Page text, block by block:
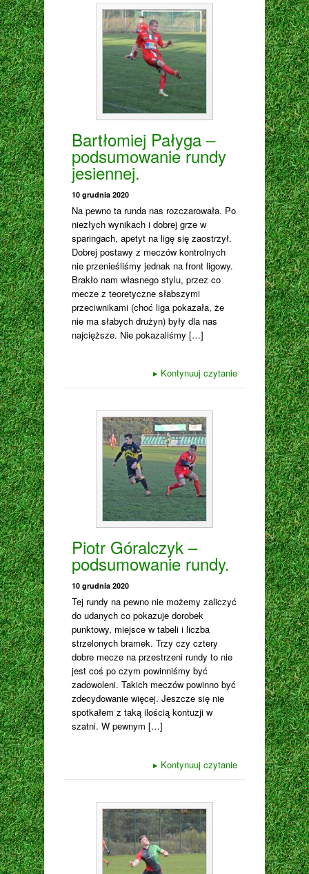
Bartłomiej Pałyga –
podsumowanie rundy
jesiennej.
10 grudnia 2020
Na pewno ta runda nas rozczarowała. Po
niezłych wynikach i dobrej grze w
sparingach, apetyt na ligę się zaostrzył.
Dobrej postawy z meczów kontrolnych
nie przenieśliśmy jednak na front ligowy.
Brakło nam własnego stylu, przez co
mecze z teoretyczne słabszymi
przeciwnikami (choć liga pokazała, że
nie ma słabych drużyn) były dla nas
najcięższe. Nie pokazaliśmy […]
▸ Kontynuuj czytanie
Piotr Góralczyk –
podsumowanie rundy.
10 grudnia 2020
Tej rundy na pewno nie możemy zaliczyć
do udanych co pokazuje dorobek
punktowy, miejsce w tabeli i liczba
strzelonych bramek. Trzy czy cztery
dobre mecze na przestrzeni rundy to nie
jest coś po czym powinniśmy być
zadowoleni. Takich meczów powinno być
zdecydowanie więcej. Jeszcze się nie
spotkałem z taką ilością kontuzji w
szatni. W pewnym […]
▸ Kontynuuj czytanie